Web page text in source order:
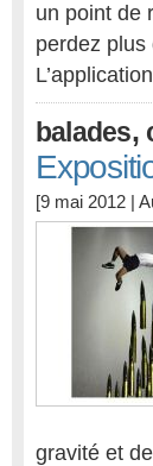
un point de
perdez plus
balades,
[9 mai 2012 |
gravité et